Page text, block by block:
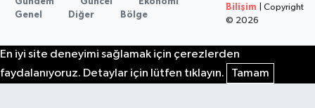
Genel
Diğer Bölge
Bilişim | Copyright
© 2026
En iyi site deneyimi sağlamak için çerezlerden
faydalanıyoruz. Detaylar için lütfen tıklayın.
Tamam